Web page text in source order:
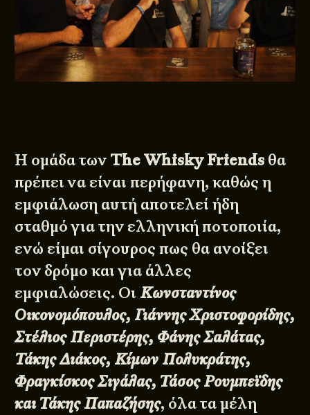
Η ομάδα των The Whisky Friends θα
πρέπει να είναι περήφανη, καθώς η
εμφιάλωση αυτή αποτελεί ήδη
σταθμό για την ελληνική ποτοποιία,
ενώ είμαι σίγουρος πως θα ανοίξει
τον δρόμο και για άλλες
εμφιαλώσεις. Οι Κωνσταντίνος
Οικονομόπουλος, Γιάννης Χριστοφορίδης,
Στέλιος Περιστέρης, Φάνης Σαλάτας,
Τάκης Διάκος, Κίμων Πολυκράτης,
Φραγκίσκος Σιγάλας, Τάσος Ρουμπεϊδης
και Τάκης Παπαζήσης, όλα τα μέλη